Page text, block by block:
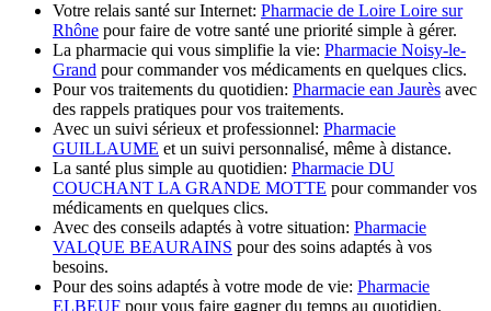
Votre relais santé sur Internet: Pharmacie de Loire Loire sur
Rhône pour faire de votre santé une priorité simple à gérer.
La pharmacie qui vous simplifie la vie: Pharmacie Noisy-le-
Grand pour commander vos médicaments en quelques clics.
Pour vos traitements du quotidien: Pharmacie ean Jaurès avec
des rappels pratiques pour vos traitements.
Avec un suivi sérieux et professionnel: Pharmacie
GUILLAUME et un suivi personnalisé, même à distance.
La santé plus simple au quotidien: Pharmacie DU
COUCHANT LA GRANDE MOTTE pour commander vos
médicaments en quelques clics.
Avec des conseils adaptés à votre situation: Pharmacie
VALQUE BEAURAINS pour des soins adaptés à vos
besoins.
Pour des soins adaptés à votre mode de vie: Pharmacie
ELBEUF pour vous faire gagner du temps au quotidien.